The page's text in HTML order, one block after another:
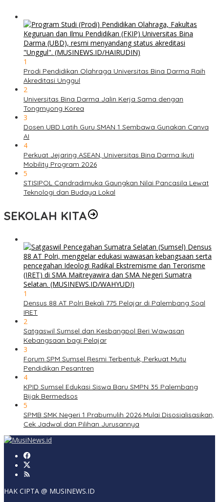
1
Prodi Pendidikan Olahraga Universitas Bina Darma Raih
Akreditasi Unggul
2
Universitas Bina Darma Jalin Kerja Sama dengan
Tongmyong Korea
3
Dosen UBD Latih Guru SMAN 1 Sembawa Gunakan Canva
AI
4
Perkuat Jejaring ASEAN, Universitas Bina Darma Ikuti
Mobility Program 2026
5
STISIPOL Candradimuka Gaungkan Nilai Pancasila Lewat
Teknologi dan Budaya Lokal
SEKOLAH KITA
1
Densus 88 AT Polri Bekali 775 Pelajar di Palembang Soal
IRET
2
Satgaswil Sumsel dan Kesbangpol Beri Wawasan
Kebangsaan bagi Pelajar
3
Forum SPM Sumsel Resmi Terbentuk, Perkuat Mutu
Pendidikan Pesantren
4
KPID Sumsel Edukasi Siswa Baru SMPN 35 Palembang
Bijak Bermedsos
5
SPMB SMK Negeri 1 Prabumulih 2026 Mulai Disosialisasikan,
Cek Jadwal dan Pilihan Jurusannya
HAK CIPTA @ MUSINEWS.ID